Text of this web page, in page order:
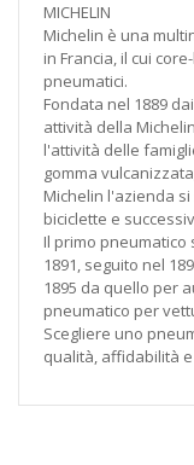
MICHELIN
Michelin è una
in Francia, il cui
pneumatici.
Fondata nel 1889
attività della
l'attività delle
gomma
Michelin l'azienda
biciclette e
Il primo
1891, seguito nel
1895 da quello per
pneumatico per
Scegliere uno
qualità, affidabilità